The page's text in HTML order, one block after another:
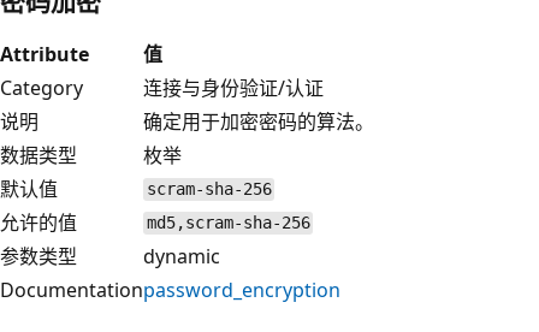
Attribute
值
Category
连接与身份验证/认证
说明
确定用于加密密码的算法。
数据类型
枚举
默认值
scram-sha-256
允许的值 md5,scram-sha-256
参数类型
dynamic
Documentationpassword_encryption